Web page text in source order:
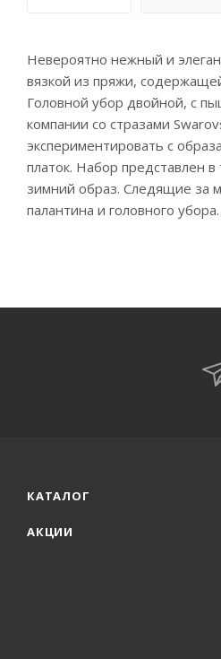
Невероятно нежный и
вязкой из пряжи,
Головной убор двойной, с
компании со стразами
экспериментировать с
платок. Набор представлен
зимний образ. Следящие за
палантина и головного
КАТАЛОГ
АКЦИИ